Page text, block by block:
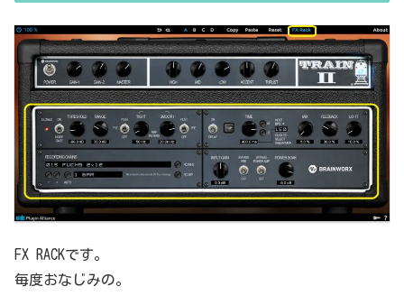
FX RACKです。
毎度おなじみの。